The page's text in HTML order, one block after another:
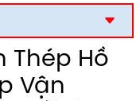
Thép Hồ
Vận